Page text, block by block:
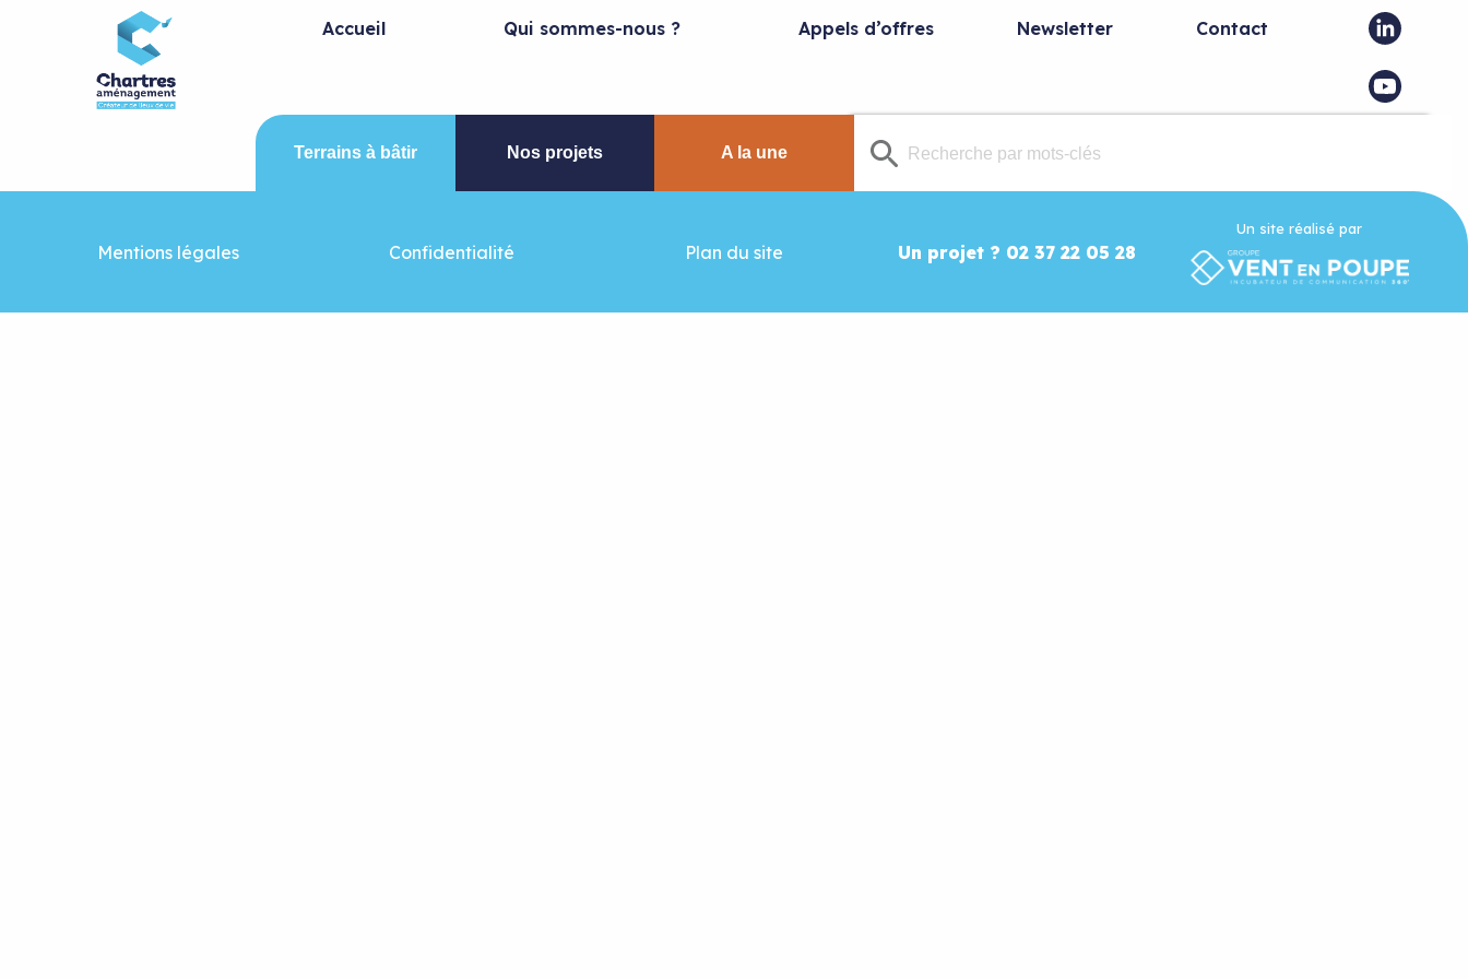
Accueil Qui sommes-nous ? Appels d’offres Newsletter Contact
Terrains à bâtir Nos projets A la une
Mentions légales Confidentialité Plan du site Un projet ? 02 37 22 05 28
Un site réalisé par
Panneau de gestion des cookies